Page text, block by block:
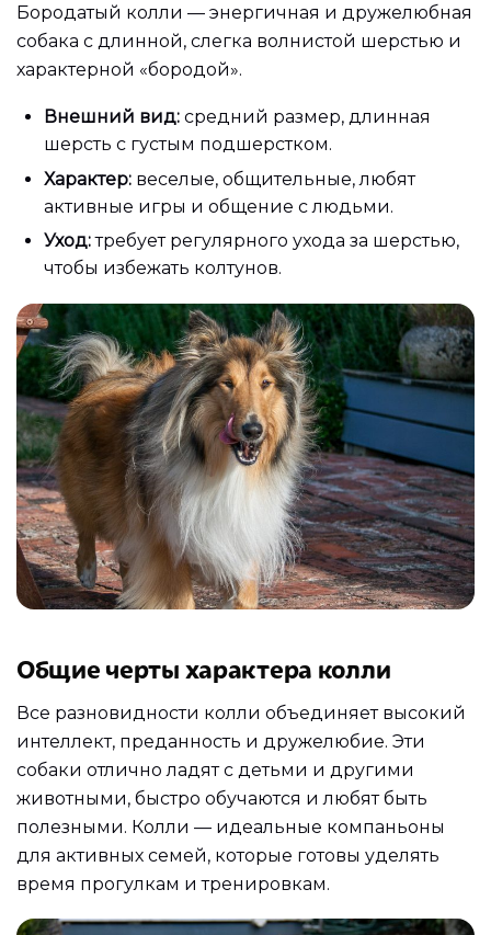
Бородатый колли — энергичная и дружелюбная
собака с длинной, слегка волнистой шерстью и
характерной «бородой».
Внешний вид: средний размер, длинная
шерсть с густым подшерстком.
Характер: веселые, общительные, любят
активные игры и общение с людьми.
Уход:требует регулярного ухода за шерстью,
чтобы избежать колтунов.
Общие черты характера колли
Все разновидности колли объединяет высокий
интеллект, преданность и дружелюбие. Эти
собаки отлично ладят с детьми и другими
животными, быстро обучаются и любят быть
полезными. Колли — идеальные компаньоны
для активных семей, которые готовы уделять
время прогулкам и тренировкам.